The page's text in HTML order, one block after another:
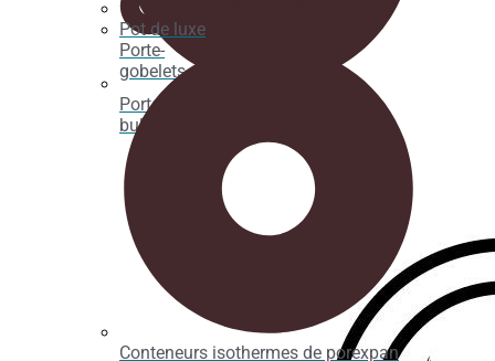
Porte-
gobelets
Porte-crêpes, gaufres et gaufres à
bulles
Pot de luxe
Conteneurs isothermes de porexpan